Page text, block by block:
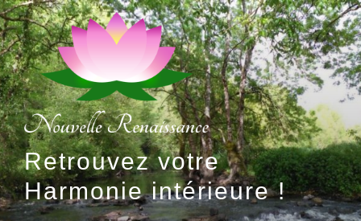
Aller
au
contenu
principal
Retrouvez votre
Harmonie intérieure !